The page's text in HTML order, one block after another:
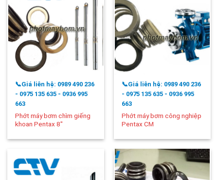
📞Giá liên hệ: 0989 490 236
- 0975 135 635 - 0936 995
663
Phớt máy bơm chìm giếng
khoan Pentax 8″
📞Giá liên hệ: 0989 490 236
- 0975 135 635 - 0936 995
663
Phớt máy bơm công nghiệp
Pentax CM